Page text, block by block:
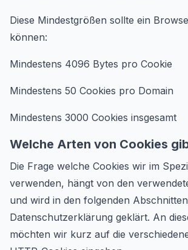
Diese Mindestgrößen sollte ein
können:
Mindestens 4096 Bytes pro Cookie
Mindestens 50 Cookies pro Domain
Mindestens 3000 Cookies insgesamt
Welche Arten von Cookies
Die Frage welche Cookies wir im
verwenden, hängt von den
und wird in den folgenden
Datenschutzerklärung geklärt. An
möchten wir kurz auf die